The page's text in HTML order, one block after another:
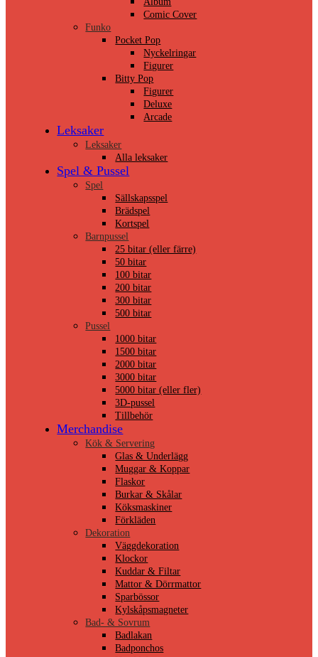
Comic Cover
Funko
Pocket Pop
Nyckelringar
Figurer
Bitty Pop
Figurer
Deluxe
Arcade
Leksaker
Leksaker
Alla leksaker
Spel & Pussel
Spel
Sällskapsspel
Brädspel
Kortspel
Barnpussel
25 bitar (eller färre)
50 bitar
100 bitar
200 bitar
300 bitar
500 bitar
Pussel
1000 bitar
1500 bitar
2000 bitar
3000 bitar
5000 bitar (eller fler)
3D-pussel
Tillbehör
Merchandise
Kök & Servering
Glas & Underlägg
Muggar & Koppar
Flaskor
Burkar & Skålar
Köksmaskiner
Förkläden
Dekoration
Väggdekoration
Klockor
Kuddar & Filtar
Mattor & Dörrmattor
Sparbössor
Kylskåpsmagneter
Bad- & Sovrum
Badlakan
Badponchos